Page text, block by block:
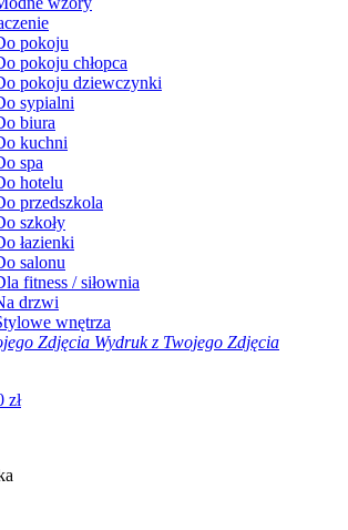
pokoju
pokoju chłopca
pokoju dziewczynki
sypialni
biura
kuchni
spa
hotelu
przedszkola
szkoły
łazienki
salonu
fitness / siłownia
drzwi
wnętrza
Zdjęcia Wydruk z Twojego Zdjęcia
zł